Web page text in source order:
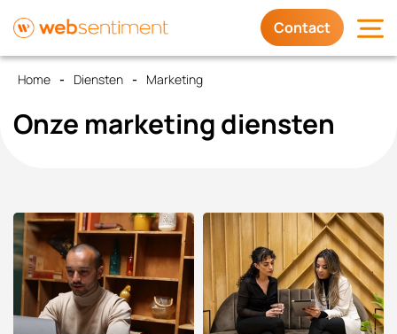
Diensten
Waarom wij
Contact
Contact
Home Diensten Marketing
Onze marketingdiensten